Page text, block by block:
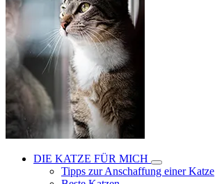
DIE KATZE FÜR MICH
Tipps zur Anschaffung einer Katze